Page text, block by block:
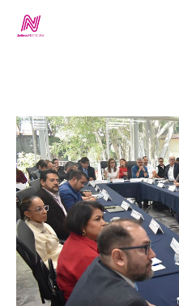
Inicio
TV en Vivo
Jalisco Noticias
Programación
Jalisco TV